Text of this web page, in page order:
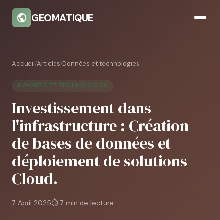
GEOMATIQUE
Accueil/Articles/Données et technologies
DONNÉES ET TECHNOLOGIES
Investissement dans
l'infrastructure : Création
de bases de données et
déploiement de solutions
Cloud.
7 April 2025⏱ 7 min de lecture